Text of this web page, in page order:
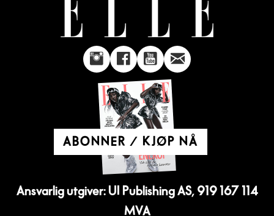
ABONNER / KJØP NÅ
Ansvarlig utgiver: UI Publishing AS, 919 167 114
MVA